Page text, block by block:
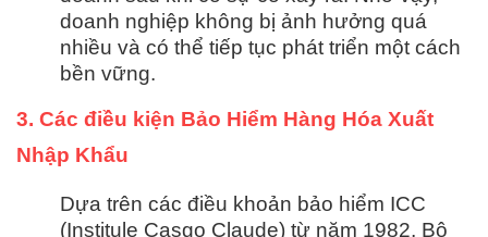
doanh nghiệp không bị ảnh hưởng quá
nhiều và có thể tiếp tục phát triển một cách
bền vững.
3. Các điều kiện Bảo Hiểm Hàng Hóa Xuất
Nhập Khẩu
Dựa trên các điều khoản bảo hiểm ICC
(Institule Casgo Claude) từ năm 1982, Bộ